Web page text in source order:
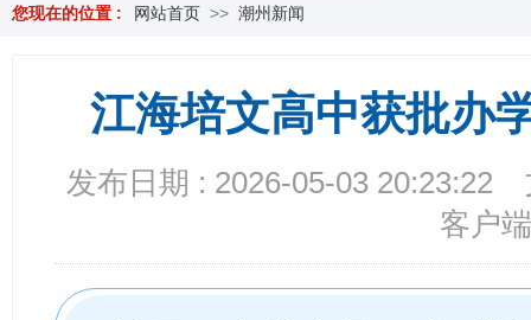
您现在的位置 : 网站首页 >> 潮州新闻
江海培文高中获批办
发布日期 : 2026-05-03 20:23:22
客户端